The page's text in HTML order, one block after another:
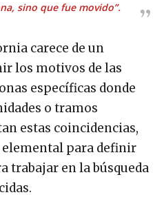
sino que fue movido”.
carece de un
los motivos de las
específicas donde
o tramos
estas coincidencias,
para definir
trabajar en la búsqueda